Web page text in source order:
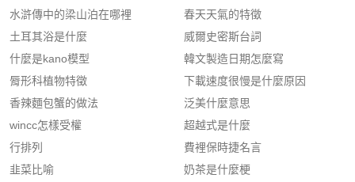
水滸傳中的梁山泊在哪裡
土耳其浴是什麼
什麼是kano模型
脣形科植物特徵
香辣麵包蟹的做法
wincc怎樣受權
行排列
韭菜比喻
春天天氣的特徵
威爾史密斯台詞
韓文製造日期怎麼寫
下載速度很慢是什麼原因
泛美什麼意思
超越式是什麼
費裡保時捷名言
奶茶是什麼梗